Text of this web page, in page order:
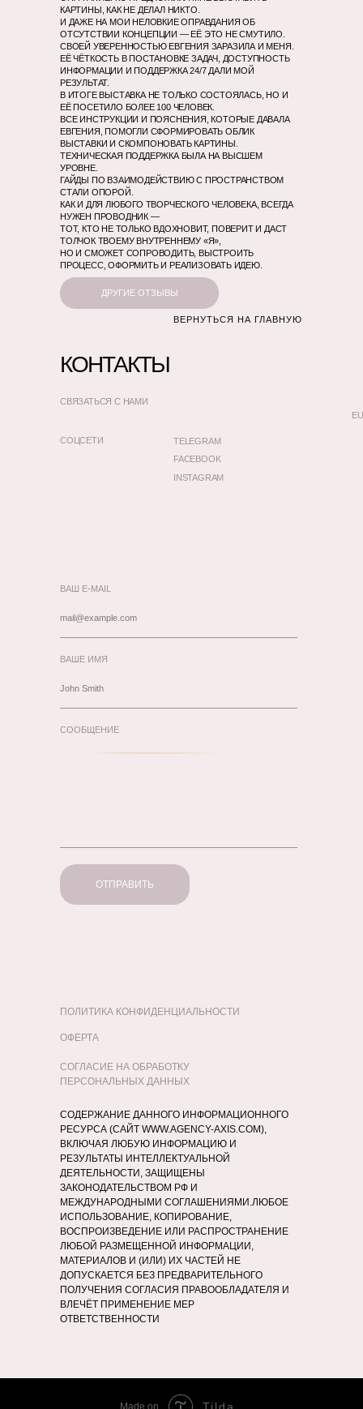
КАРТИНЫ, КАК НЕ ДЕЛАЛ НИКТО.
И ДАЖЕ НА МОИ НЕЛОВКИЕ ОПРАВДАНИЯ ОБ
ОТСУТСТВИИ КОНЦЕПЦИИ — ЕЁ ЭТО НЕ СМУТИЛО.
СВОЕЙ УВЕРЕННОСТЬЮ ЕВГЕНИЯ ЗАРАЗИЛА И МЕНЯ.
ЕЁ ЧЁТКОСТЬ В ПОСТАНОВКЕ ЗАДАЧ, ДОСТУПНОСТЬ
ИНФОРМАЦИИ И ПОДДЕРЖКА 24/7 ДАЛИ МОЙ
РЕЗУЛЬТАТ.
В ИТОГЕ ВЫСТАВКА НЕ ТОЛЬКО СОСТОЯЛАСЬ, НО И
ЕЁ ПОСЕТИЛО БОЛЕЕ 100 ЧЕЛОВЕК.
ВСЕ ИНСТРУКЦИИ И ПОЯСНЕНИЯ, КОТОРЫЕ ДАВАЛА
ЕВГЕНИЯ, ПОМОГЛИ СФОРМИРОВАТЬ ОБЛИК
ВЫСТАВКИ И СКОМПОНОВАТЬ КАРТИНЫ.
ТЕХНИЧЕСКАЯ ПОДДЕРЖКА БЫЛА НА ВЫСШЕМ
УРОВНЕ.
ГАЙДЫ ПО ВЗАИМОДЕЙСТВИЮ С ПРОСТРАНСТВОМ
СТАЛИ ОПОРОЙ.
КАК И ДЛЯ ЛЮБОГО ТВОРЧЕСКОГО ЧЕЛОВЕКА, ВСЕГДА
НУЖЕН ПРОВОДНИК —
ТОТ, КТО НЕ ТОЛЬКО ВДОХНОВИТ, ПОВЕРИТ И ДАСТ
ТОЛЧОК ТВОЕМУ ВНУТРЕННЕМУ «Я»,
НО И СМОЖЕТ СОПРОВОДИТЬ, ВЫСТРОИТЬ
ПРОЦЕСС, ОФОРМИТЬ И РЕАЛИЗОВАТЬ ИДЕЮ.
ВЕРНУТЬСЯ НА ГЛАВНУЮ
ДРУГИЕ ОТЗЫВЫ
КОНТАКТЫ
FACEBOOK
СВЯЗАТЬСЯ С НАМИ
СОЦСЕТИ TELEGRAM
INSTAGRAM
ВАШ E-MAIL
ВАШЕ ИМЯ
СООБЩЕНИЕ
ОТПРАВИТЬ
ПОЛИТИКА КОНФИДЕНЦИАЛЬНОСТИ
ОФЕРТА
СОГЛАСИЕ НА ОБРАБОТКУ
ПЕРСОНАЛЬНЫХ ДАННЫХ
СОДЕРЖАНИЕ ДАННОГО ИНФОРМАЦИОННОГО
РЕСУРСА (САЙТ WWW.AGENCY-AXIS.COM),
ВКЛЮЧАЯ ЛЮБУЮ ИНФОРМАЦИЮ И
РЕЗУЛЬТАТЫ ИНТЕЛЛЕКТУАЛЬНОЙ
ДЕЯТЕЛЬНОСТИ, ЗАЩИЩЕНЫ
ЗАКОНОДАТЕЛЬСТВОМ РФ И
МЕЖДУНАРОДНЫМИ СОГЛАШЕНИЯМИ.ЛЮБОЕ
ИСПОЛЬЗОВАНИЕ, КОПИРОВАНИЕ,
ВОСПРОИЗВЕДЕНИЕ ИЛИ РАСПРОСТРАНЕНИЕ
ЛЮБОЙ РАЗМЕЩЕННОЙ ИНФОРМАЦИИ,
МАТЕРИАЛОВ И (ИЛИ) ИХ ЧАСТЕЙ НЕ
ДОПУСКАЕТСЯ БЕЗ ПРЕДВАРИТЕЛЬНОГО
ПОЛУЧЕНИЯ СОГЛАСИЯ ПРАВООБЛАДАТЕЛЯ И
ВЛЕЧЁТ ПРИМЕНЕНИЕ МЕР
ОТВЕТСТВЕННОСТИ
Made on